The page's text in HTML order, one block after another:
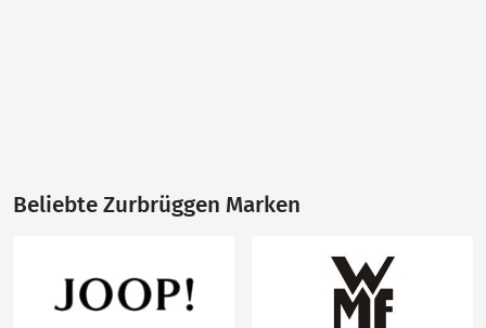
Beliebte Zurbrüggen Marken